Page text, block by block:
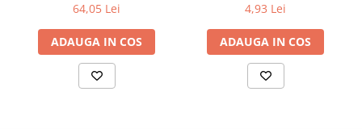
64,05 Lei
ADAUGA IN COS
4,93 Lei
ADAUGA IN COS